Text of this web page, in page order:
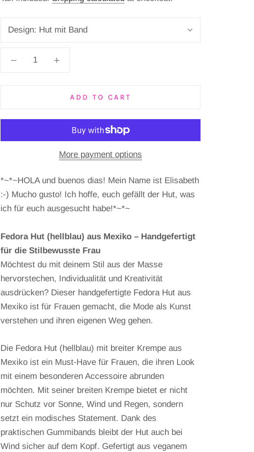
Design: Hut mit Band
ADD TO CART
More payment options
*~*~HOLA und buenos dias! Mein Name ist Elisabeth
:-) Mucho gusto! Ich hoffe, euch gefällt der Hut, was
ich für euch ausgesucht habe!*~*~
Fedora Hut (hellblau) aus Mexiko – Handgefertigt
für die Stilbewusste Frau
Möchtest du mit deinem Stil aus der Masse
hervorstechen, Individualität und Kreativität
ausdrücken? Dieser handgefertigte Fedora Hut aus
Mexiko ist für Frauen gemacht, die Mode als Kunst
verstehen und ihren eigenen Weg gehen.
Die Fedora Hut (hellblau) mit breiter Krempe aus
Mexiko ist ein Must-Have für Frauen, die ihren Look
mit einem besonderen Accessoire abrunden
möchten. Mit seiner breiten Krempe bietet er nicht
nur Schutz vor Sonne, Wind und Regen, sondern
setzt ein modisches Statement. Dank des
praktischen Gummibands bleibt der Hut auch bei
Wind sicher auf dem Kopf. Gefertigt aus veganem